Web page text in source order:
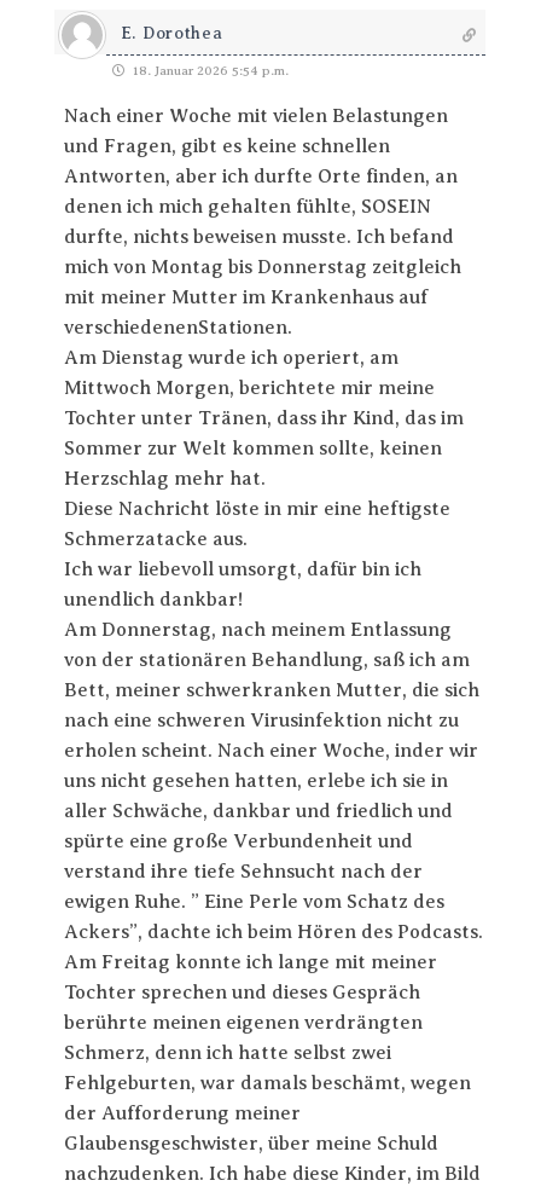
E. Dorothea
18. Januar 2026 5:54 p.m.
Nach einer Woche mit vielen Belastungen
und Fragen, gibt es keine schnellen
Antworten, aber ich durfte Orte finden, an
denen ich mich gehalten fühlte, SOSEIN
durfte, nichts beweisen musste. Ich befand
mich von Montag bis Donnerstag zeitgleich
mit meiner Mutter im Krankenhaus auf
verschiedenenStationen.
Am Dienstag wurde ich operiert, am
Mittwoch Morgen, berichtete mir meine
Tochter unter Tränen, dass ihr Kind, das im
Sommer zur Welt kommen sollte, keinen
Herzschlag mehr hat.
Diese Nachricht löste in mir eine heftigste
Schmerzatacke aus.
Ich war liebevoll umsorgt, dafür bin ich
unendlich dankbar!
Am Donnerstag, nach meinem Entlassung
von der stationären Behandlung, saß ich am
Bett, meiner schwerkranken Mutter, die sich
nach eine schweren Virusinfektion nicht zu
erholen scheint. Nach einer Woche, inder wir
uns nicht gesehen hatten, erlebe ich sie in
aller Schwäche, dankbar und friedlich und
spürte eine große Verbundenheit und
verstand ihre tiefe Sehnsucht nach der
ewigen Ruhe. ” Eine Perle vom Schatz des
Ackers”, dachte ich beim Hören des Podcasts.
Am Freitag konnte ich lange mit meiner
Tochter sprechen und dieses Gespräch
berührte meinen eigenen verdrängten
Schmerz, denn ich hatte selbst zwei
Fehlgeburten, war damals beschämt, wegen
der Aufforderung meiner
Glaubensgeschwister, über meine Schuld
nachzudenken. Ich habe diese Kinder, im Bild